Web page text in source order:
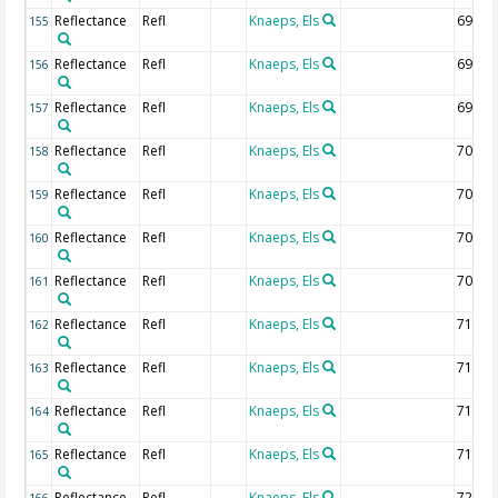
155 Reflectance Refl Knaeps, Els 692.5
156 Reflectance Refl Knaeps, Els 695
157 Reflectance Refl Knaeps, Els 697.5
158 Reflectance Refl Knaeps, Els 700
159 Reflectance Refl Knaeps, Els 702.5
160 Reflectance Refl Knaeps, Els 705
161 Reflectance Refl Knaeps, Els 707.5
162 Reflectance Refl Knaeps, Els 710
163 Reflectance Refl Knaeps, Els 712.5
164 Reflectance Refl Knaeps, Els 715
165 Reflectance Refl Knaeps, Els 717.5